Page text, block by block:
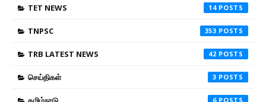
TET NEWS 14
TNPSC 353
TRB LATEST NEWS 42
செய்திகள் 3
6